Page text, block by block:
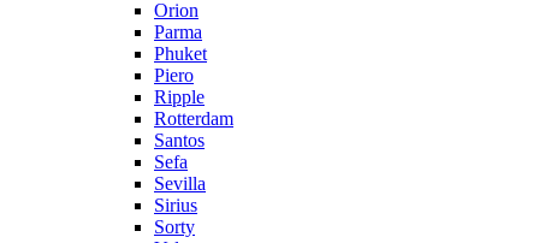
Orion
Parma
Phuket
Piero
Ripple
Rotterdam
Santos
Sefa
Sevilla
Sirius
Sorty